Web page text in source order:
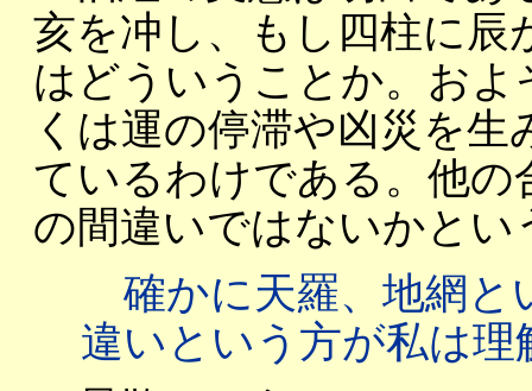
亥を冲し、もし四柱に辰
はどういうことか。お
くは運の停滞や凶災を
ているわけである。他
の間違いではないかと
確かに天羅、地網と
違いという方が私は